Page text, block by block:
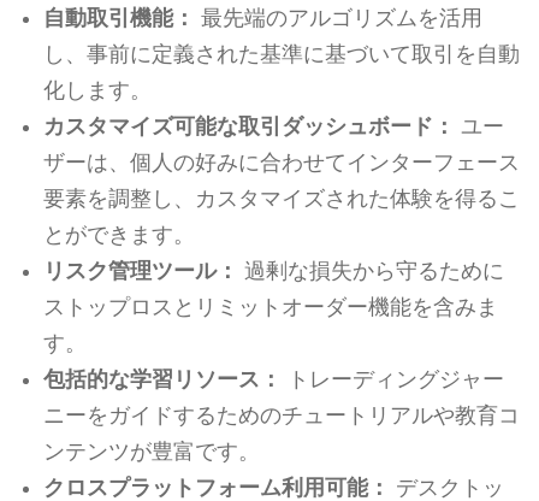
自動取引機能： 最先端のアルゴリズムを活用
し、事前に定義された基準に基づいて取引を自動
化します。
カスタマイズ可能な取引ダッシュボード：
ユー
ザーは、個人の好みに合わせてインターフェース
要素を調整し、カスタマイズされた体験を得るこ
とができます。
リスク管理ツール： 過剰な損失から守るために
ストップロスとリミットオーダー機能を含みま
す。
包括的な学習リソース：
トレーディングジャー
ニーをガイドするためのチュートリアルや教育コ
ンテンツが豊富です。
クロスプラットフォーム利用可能：
デスクトッ